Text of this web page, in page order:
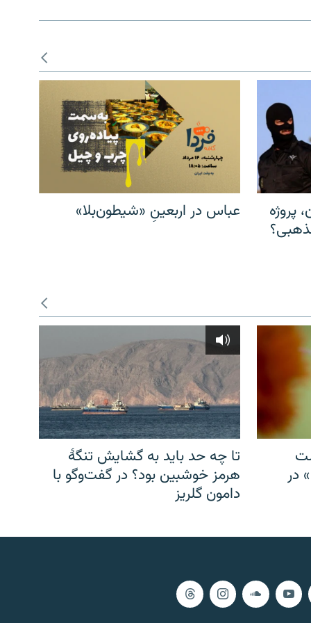
پروژه
عباس در اربعینِ «شیطون‌بلا»
در
تا چه حد باید به گشایش تنگهٔ
هرمز خوشبین بود؟ در گفت‌وگو با
دامون گلریز